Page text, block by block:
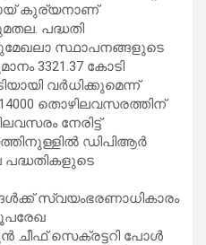
കുര്യനാണ്
പദ്ധതി
സ്ഥാപനങ്ങളുടെ
3321.37 കോടി
വർധിക്കുമെന്ന്
തൊഴിലവസരത്തിന്
നേരിട്ട്
ഡിപിആർ
സ്വയംഭരണാധികാരം
ചീഫ് സെക്രട്ടറി പോൾ